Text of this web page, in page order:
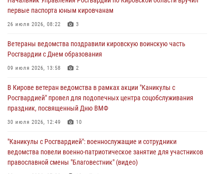
03 августа 2026, 08:45
В Кирове росгвардейцы задержали подозреваемого в краже из
02 августа 2026, 07:00
1 августа – День дежурной службы войск национальной гвардии
01 августа 2026, 09:39
В Росгвардии вспоминают российских воинов, погибших в Первой
мировой войне 1914-1918 годов
первые паспорта юным кировчанам
26 июля 2026, 08:22 3
Ветераны ведомства поздравили кировскую воинскую часть
Росгвардии с Днем образования
09 июля 2026, 13:58 2
В Кирове ветеран ведомства в рамках акции "Каникулы с
Росгвардией" провел для подопечных центра соцобслуживания
праздник, посвященный Дню ВМФ
30 июля 2026, 12:49 10
"Каникулы с Росгвардией": военнослужащие и сотрудники
ведомства повели военно-патриотическое занятие для участников
православной смены "Благовестник" (видео)